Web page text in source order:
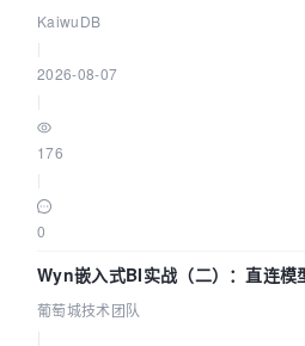
技术路径
KaiwuDB
2026-08-07
176
0
Wyn嵌入式BI实战（二）：直连模
参数为什么不生效？| 葡萄城技术团
葡萄城技术团队